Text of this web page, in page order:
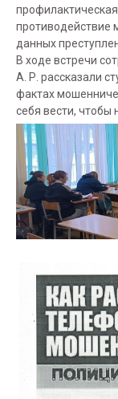
противодействие
данных
В ходе встречи
А. Р. рассказали
фактах
себя вести, чтобы